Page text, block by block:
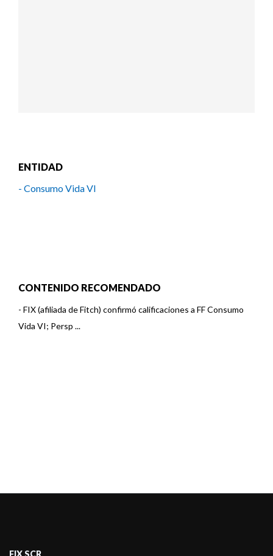
ENTIDAD
- Consumo Vida VI
CONTENIDO RECOMENDADO
- FIX (afiliada de Fitch) confirmó calificaciones a FF Consumo
Vida VI; Persp ...
FIX SCR